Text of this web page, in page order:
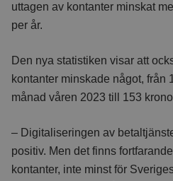
uttagen av kontanter minskat
per år.
Den nya statistiken visar att
kontanter minskade något, från
månad våren 2023 till 153
– Digitaliseringen av
positiv. Men det finns
kontanter, inte minst för